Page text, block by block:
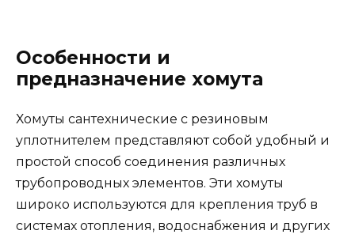
Особенности и
предназначение хомута
Хомуты сантехнические с резиновым
уплотнителем представляют собой удобный и
простой способ соединения различных
трубопроводных элементов. Эти хомуты
широко используются для крепления труб в
системах отопления, водоснабжения и других